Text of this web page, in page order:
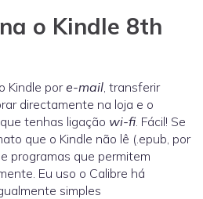
o Kindle 8th
Kindle pore-mail , transferir
directamente na loja e o
tenhas ligação wi-fi . Fácil! Se
que o Kindle não lê (.epub, por
programas que permitem
Eu uso o Calibre há
simples